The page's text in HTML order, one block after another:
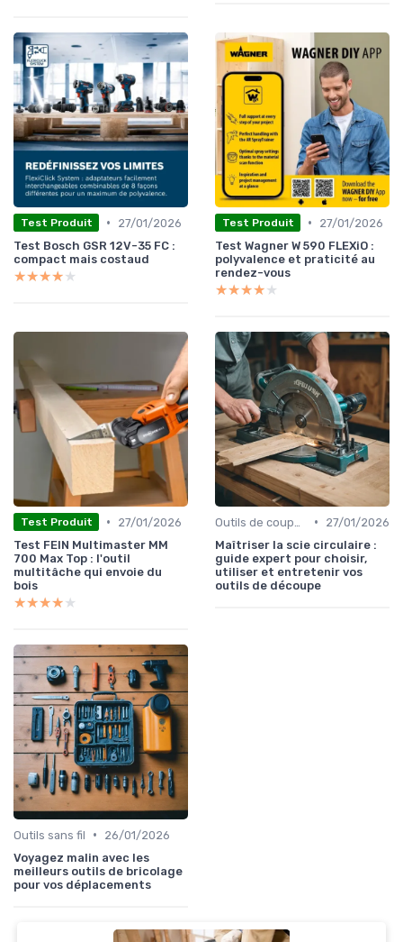
Test Produit •
27/01/2026
Test Bosch GSR 12V-35 FC :
compact mais costaud
★★★★★
★★★★★
Test Produit •
27/01/2026
Test Wagner W 590 FLEXiO :
polyvalence et praticité au
rendez-vous
★★★★★
★★★★★
Test Produit •
27/01/2026
Test FEIN Multimaster MM
700 Max Top : l'outil
multitâche qui envoie du
bois
★★★★★
★★★★★
•
27/01/2026
Maîtriser la scie circulaire :
guide expert pour choisir,
utiliser et entretenir vos
outils de découpe
Outils sans fil •
26/01/2026
Voyagez malin avec les
meilleurs outils de bricolage
pour vos déplacements